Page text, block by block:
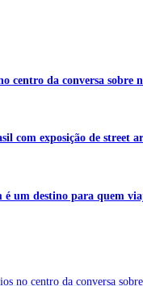
centro da conversa sobre
com exposição de street
um destino para quem
no centro da conversa